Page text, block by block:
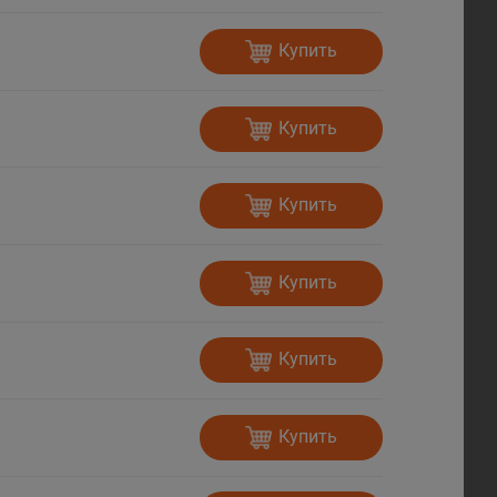
Купить
Купить
Купить
Купить
Купить
Купить